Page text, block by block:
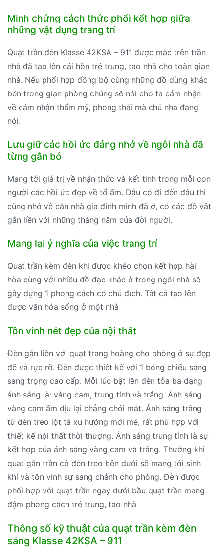
Minh chứng cách thức phối kết hợp giữa
những vật dụng trang trí
Quạt trần đèn Klasse 42KSA – 911 được mắc trên trần
nhà đã tạo lên cái hồn trẻ trung, tao nhã cho toàn gian
nhà. Nếu phối hợp đồng bộ cùng những đồ dùng khác
bên trong gian phòng chúng sẽ nói cho ta cảm nhận
về cảm nhận thẩm mỹ, phong thái mà chủ nhà đang
nói.
Lưu giữ các hồi ức đáng nhớ về ngôi nhà đã
từng gắn bó
Mang tới giá trị về nhận thức và kết tinh trong mỗi con
người các hồi ức đẹp về tổ ấm. Dẫu có đi đến đâu thì
cũng nhớ về căn nhà gia đình mình đã ở, có các đồ vật
gắn liền với những tháng năm của đời người.
Mang lại ý nghĩa của việc trang trí
Quạt trần kèm đèn khi được khéo chọn kết hợp hài
hòa cùng với nhiều đồ đạc khác ở trong ngôi nhà sẽ
gây dựng 1 phong cách có chủ đích. Tất cả tạo lên
được văn hóa sống ở một nhà
Tôn vinh nét đẹp của nội thất
Đèn gắn liền với quạt trang hoàng cho phòng ở sự đẹp
đẽ và rực rỡ. Đèn được thiết kế với 1 bóng chiếu sáng
sang trọng cao cấp. Mỗi lúc bật lên đèn tỏa ba dạng
ánh sáng là: vàng cam, trung tính và trắng. Ánh sáng
vàng cam ấm dịu lại chẳng chói mắt. Ánh sáng trắng
từ đèn treo lột tả xu hướng mới mẻ, rất phù hợp với
thiết kế nội thất thời thượng. Ánh sáng trung tính là sự
kết hợp của ánh sáng vàng cam và trắng. Thường khi
quạt gắn trần có đèn treo bên dưới sẽ mang tới sinh
khí và tôn vinh sự sang chảnh cho phòng. Đèn được
phối hợp với quạt trần ngay dưới bầu quạt trần mang
đậm phong cách trẻ trung, tao nhã
Thông số kỹ thuật của quạt trần kèm đèn
sáng Klasse 42KSA – 911